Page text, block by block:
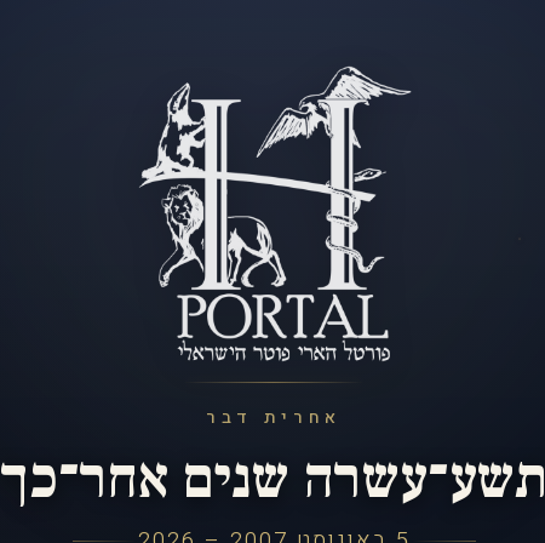
אחרית דבר
שנים אחר־כך